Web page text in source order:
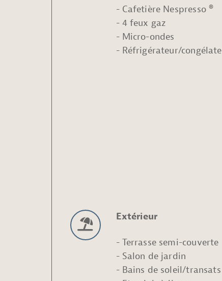
Cafetière Nespresso ®
4 feux gaz
Micro-ondes
Réfrigérateur/
Extérieur
Terrasse semi-couverte
Salon de jardin
Bains de soleil/transats